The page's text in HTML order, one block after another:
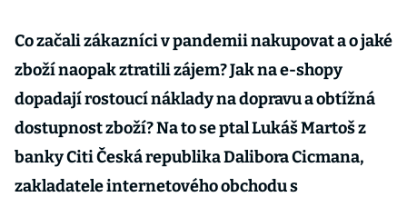
Co začali zákazníci v pandemii nakupovat a o jaké
zboží naopak ztratili zájem? Jak na e-shopy
dopadají rostoucí náklady na dopravu a obtížná
dostupnost zboží? Na to se ptal Lukáš Martoš z
banky Citi Česká republika Dalibora Cicmana,
zakladatele internetového obchodu s